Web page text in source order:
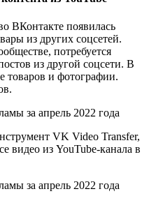
ВКонтакте появилась
из других соцсетей.
потребуется
из другой соцсети. В
товаров и фотографии.
VK Video Transfer,
видео из YouTube-канала в